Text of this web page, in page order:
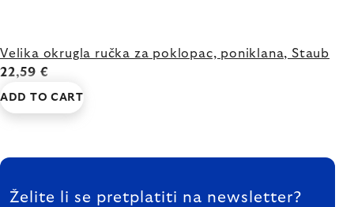
Velika okrugla ručka za poklopac, poniklana, Staub
22,59 €
ADD TO CART
FOOTER
Želite li se pretplatiti na newsletter?